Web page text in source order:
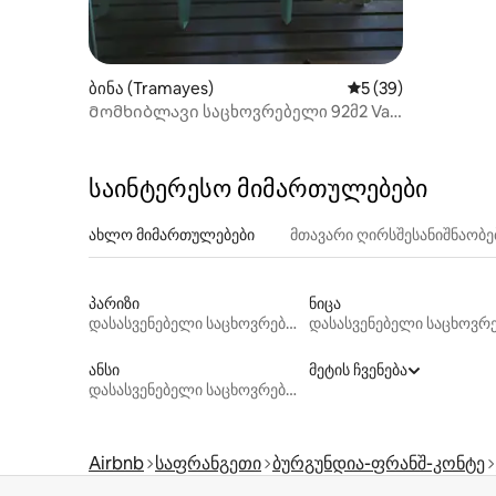
ბინა (Tramayes) საშუალო
5 (39)
Მომხიბლავი საცხოვრებელი 92მ2 Val
საინტერესო მიმართულებები
ახლო მიმართულებები მთავარი
პარიზი
დასასვენებელი საცხოვრებლები
ნიცა
ანსი
დასასვენებელი საცხოვრებლები
მეტის ჩვენება
Airbnb საფრანგეთი ბურგუნდია-ფრანშ-კონტე